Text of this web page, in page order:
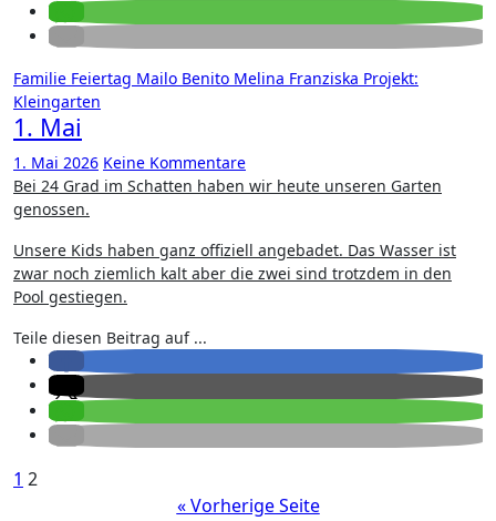
Familie Feiertag Mailo Benito Melina Franziska Projekt:
Kleingarten
1. Mai
1. Mai 2026 Keine Kommentare
Bei 24 Grad im Schatten haben wir heute unseren Garten
genossen.
Unsere Kids haben ganz offiziell angebadet. Das Wasser ist
zwar noch ziemlich kalt aber die zwei sind trotzdem in den
Pool gestiegen.
Teile diesen Beitrag auf ...
Seitennummerierung
1 2
« Vorherige Seite